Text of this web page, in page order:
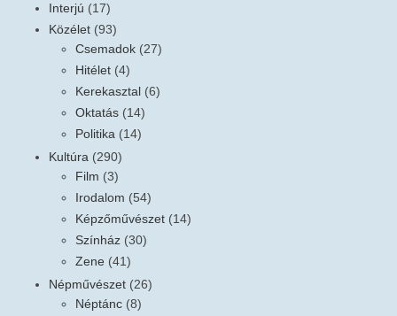
Interjú (17)
Közélet (93)
Csemadok (27)
Hitélet (4)
Kerekasztal (6)
Oktatás (14)
Politika (14)
Kultúra (290)
Film (3)
Irodalom (54)
Képzőművészet (14)
Színház (30)
Zene (41)
Népművészet (26)
Néptánc (8)